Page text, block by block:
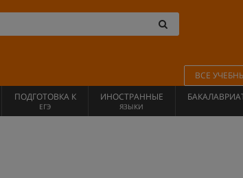
ВСЕ
ПОДГОТОВКА К
ЕГЭ
ИНОСТРАННЫЕ
ЯЗЫКИ